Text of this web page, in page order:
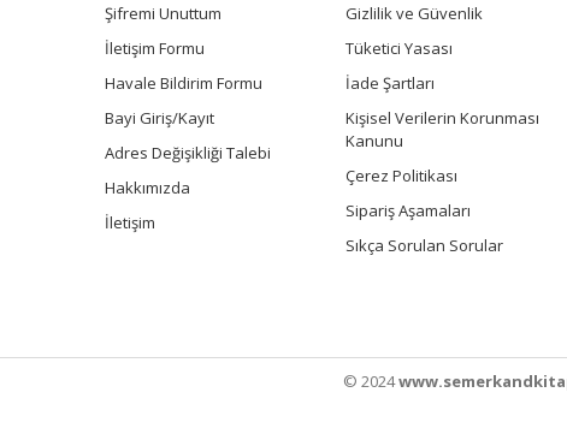
Şifremi Unuttum
İletişim Formu
Havale Bildirim Formu
Bayi Giriş/Kayıt
Adres Değişikliği Talebi
Hakkımızda
İletişim
Gizlilik ve Güvenlik
Tüketici Yasası
İade Şartları
Kişisel Verilerin Korunması
Kanunu
Çerez Politikası
Sipariş Aşamaları
Sıkça Sorulan Sorular
© 2024